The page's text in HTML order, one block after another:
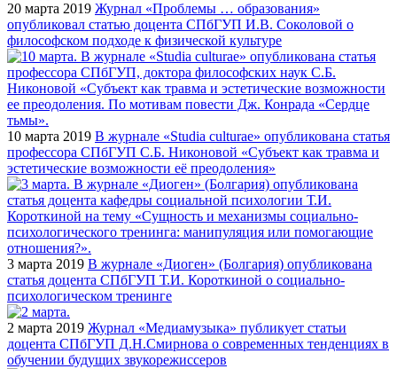
20 марта 2019 Журнал «Проблемы … образования»
опубликовал статью доцента СПбГУП И.В. Соколовой о
философском подходе к физической культуре
10 марта 2019 В журнале «Studia culturae» опубликована статья
профессора СПбГУП С.Б. Никоновой «Субъект как травма и
эстетические возможности её преодоления»
3 марта 2019 В журнале «Диоген» (Болгария) опубликована
статья доцента СПбГУП Т.И. Короткиной о социально-
психологическом тренинге
2 марта 2019 Журнал «Медиамузыка» публикует статьи
доцента СПбГУП Д.Н.Смирнова о современных тенденциях в
обучении будущих звукорежиссеров